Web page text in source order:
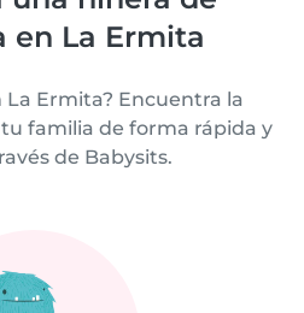
en La Ermita
La Ermita? Encuentra la
familia de forma rápida y
de Babysits.